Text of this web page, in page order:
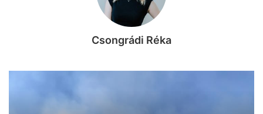
Csongrádi Réka